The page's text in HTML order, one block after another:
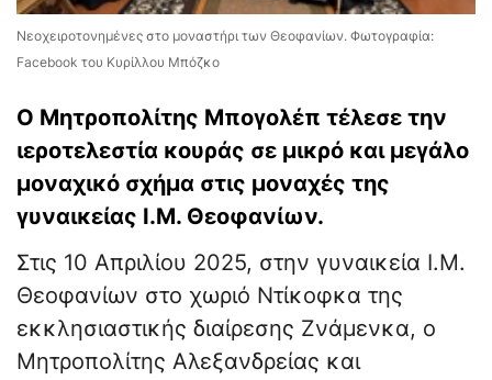
Νεοχειροτονημένες στο μοναστήρι των Θεοφανίων. Φωτογραφία:
Facebook του Κυρίλλου Μπόζκο
Ο Μητροπολίτης Μπογολέπ τέλεσε την
ιεροτελεστία κουράς σε μικρό και μεγάλο
μοναχικό σχήμα στις μοναχές της
γυναικείας Ι.Μ. Θεοφανίων.
Στις 10 Απριλίου 2025, στην γυναικεία Ι.Μ.
Θεοφανίων στο χωριό Ντίκοφκα της
εκκλησιαστικής διαίρεσης Ζνάμενκα, ο
Μητροπολίτης Αλεξανδρείας και